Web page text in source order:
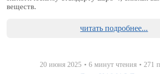
веществ.
читать подробнее...
20 июня 2025 • 6 минут чтения • 271